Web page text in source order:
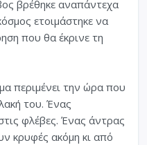
βρέθηκε αναπάντεχα
ετοιμάστηκε να
που θα έκρινε τη
περιμένει την ώρα που
του. Ένας
φλέβες. Ένας άντρας
κρυφές ακόμη κι από